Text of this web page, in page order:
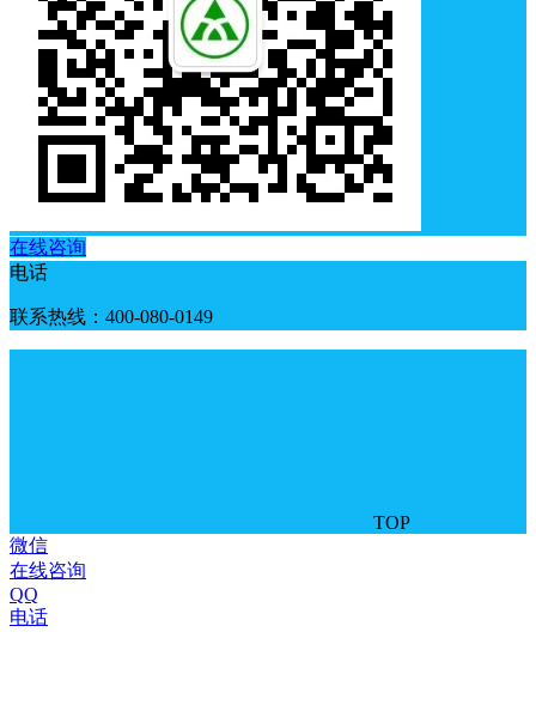
在线咨询
电话
联系热线：400-080-0149
TOP
微信
在线咨询
QQ
电话